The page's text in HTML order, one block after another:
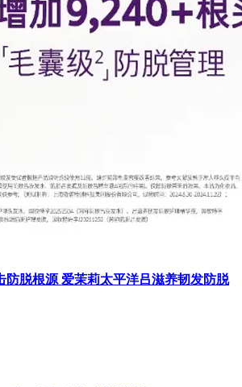
防脱根源 爱茉莉太平洋吕滋养韧发防脱